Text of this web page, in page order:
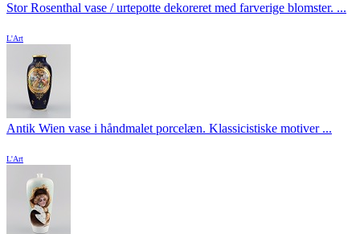
Stor Rosenthal vase / urtepotte dekoreret med farverige blomster. ...
L'Art
Antik Wien vase i håndmalet porcelæn. Klassicistiske motiver ...
L'Art